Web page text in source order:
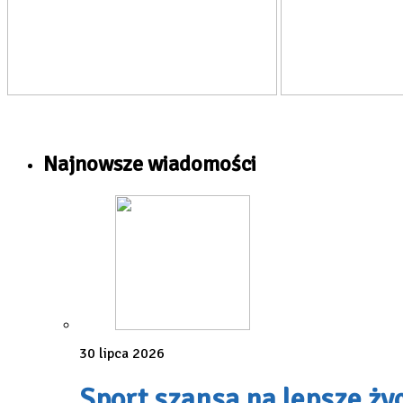
Najnowsze wiadomości
30 lipca 2026